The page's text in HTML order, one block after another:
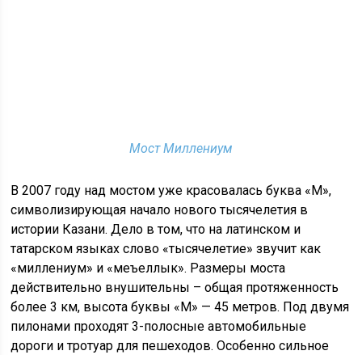
Мост Миллениум
В 2007 году над мостом уже красовалась буква «М»,
символизирующая начало нового тысячелетия в
истории Казани. Дело в том, что на латинском и
татарском языках слово «тысячелетие» звучит как
«миллениум» и «меңъеллык». Размеры моста
действительно внушительны – общая протяженность
более 3 км, высота буквы «М» — 45 метров. Под двумя
пилонами проходят 3-полосные автомобильные
дороги и тротуар для пешеходов. Особенно сильное